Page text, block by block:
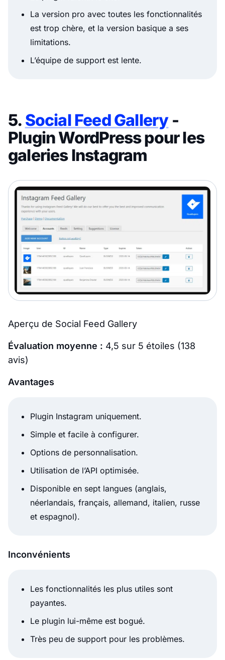
La version pro avec toutes les fonctionnalités
est trop chère, et la version basique a ses
limitations.
L’équipe de support est lente.
5. Social Feed Gallery-
Plugin WordPress pour les
galeries Instagram
Aperçu de Social Feed Gallery
Évaluation moyenne : 4,5 sur 5 étoiles (138
avis)
Avantages
Plugin Instagram uniquement.
Simple et facile à configurer.
Options de personnalisation.
Utilisation de l’API optimisée.
Disponible en sept langues (anglais,
néerlandais, français, allemand, italien, russe
et espagnol).
Inconvénients
Les fonctionnalités les plus utiles sont
payantes.
Le plugin lui-même est bogué.
Très peu de support pour les problèmes.